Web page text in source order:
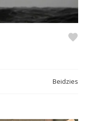
Beidzies